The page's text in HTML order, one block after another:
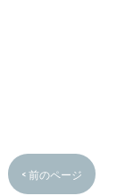
< 前のページ